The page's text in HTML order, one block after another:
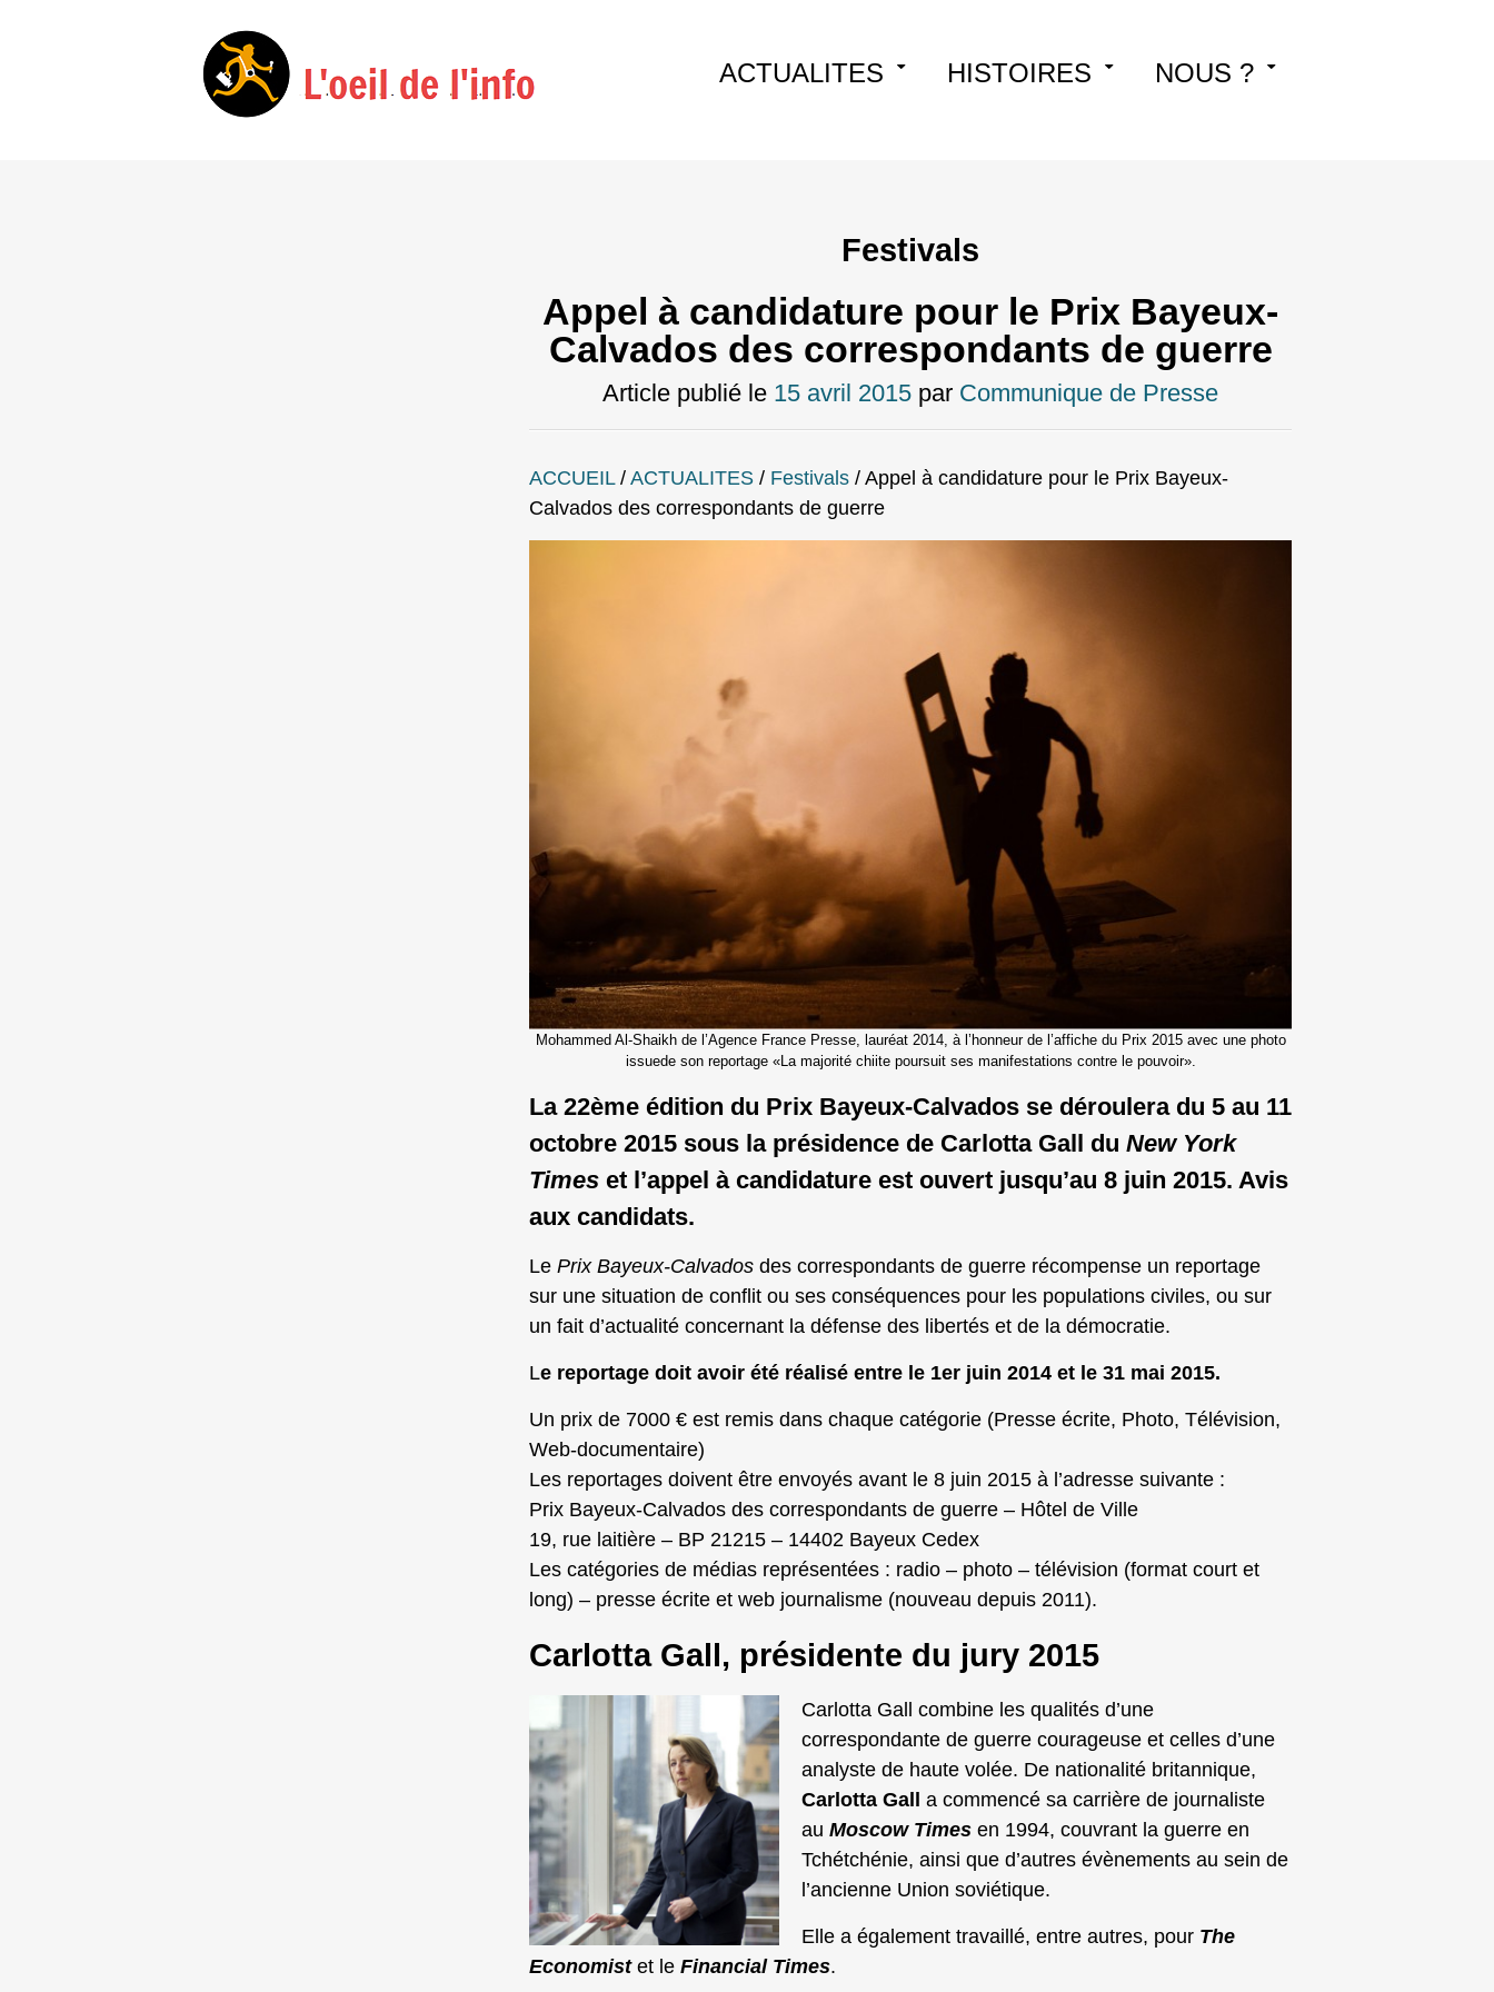
Skip
ACTUALITES HISTOIRES NOUS ?
Festivals
Appel à candidature pour le Prix Bayeux-
Calvados des correspondants de guerre
Article publié le 15 avril 2015 par Communique de Presse
ACCUEIL/ ACTUALITES / Festivals / Appel à candidature pour le Prix Bayeux-
Calvados des correspondants de guerre
Mohammed Al-Shaikh de l’Agence France Presse, lauréat 2014, à l’honneur de l’affiche du Prix 2015 avec une photo
issuede son reportage «La majorité chiite poursuit ses manifestations contre le pouvoir».
La 22ème édition du Prix Bayeux-Calvados se déroulera du 5 au 11
octobre 2015 sous la présidence de Carlotta Gall du New York
Times et l’appel à candidature est ouvert jusqu’au 8 juin 2015. Avis
aux candidats.
Le Prix Bayeux-Calvados des correspondants de guerre récompense un reportage
sur une situation de conflit ou ses conséquences pour les populations civiles, ou sur
un fait d’actualité concernant la défense des libertés et de la démocratie.
Le reportage doit avoir été réalisé entre le 1er juin 2014 et le 31 mai 2015.
Un prix de 7000 € est remis dans chaque catégorie (Presse écrite, Photo, Télévision,
Web-documentaire)
Les reportages doivent être envoyés avant le 8 juin 2015 à l’adresse suivante :
Prix Bayeux-Calvados des correspondants de guerre – Hôtel de Ville
19, rue laitière – BP 21215 – 14402 Bayeux Cedex
Les catégories de médias représentées : radio – photo – télévision (format court et
long) – presse écrite et web journalisme (nouveau depuis 2011).
Carlotta Gall, présidente du jury 2015
Carlotta Gall combine les qualités d’une
correspondante de guerre courageuse et celles d’une
analyste de haute volée. De nationalité britannique,
Carlotta Gall
a commencé sa carrière de journaliste
au Moscow Times en 1994, couvrant la guerre en
Tchétchénie, ainsi que d’autres évènements au sein de
l’ancienne Union soviétique.
Elle a également travaillé, entre autres, pour The
Economist et le Financial Times.